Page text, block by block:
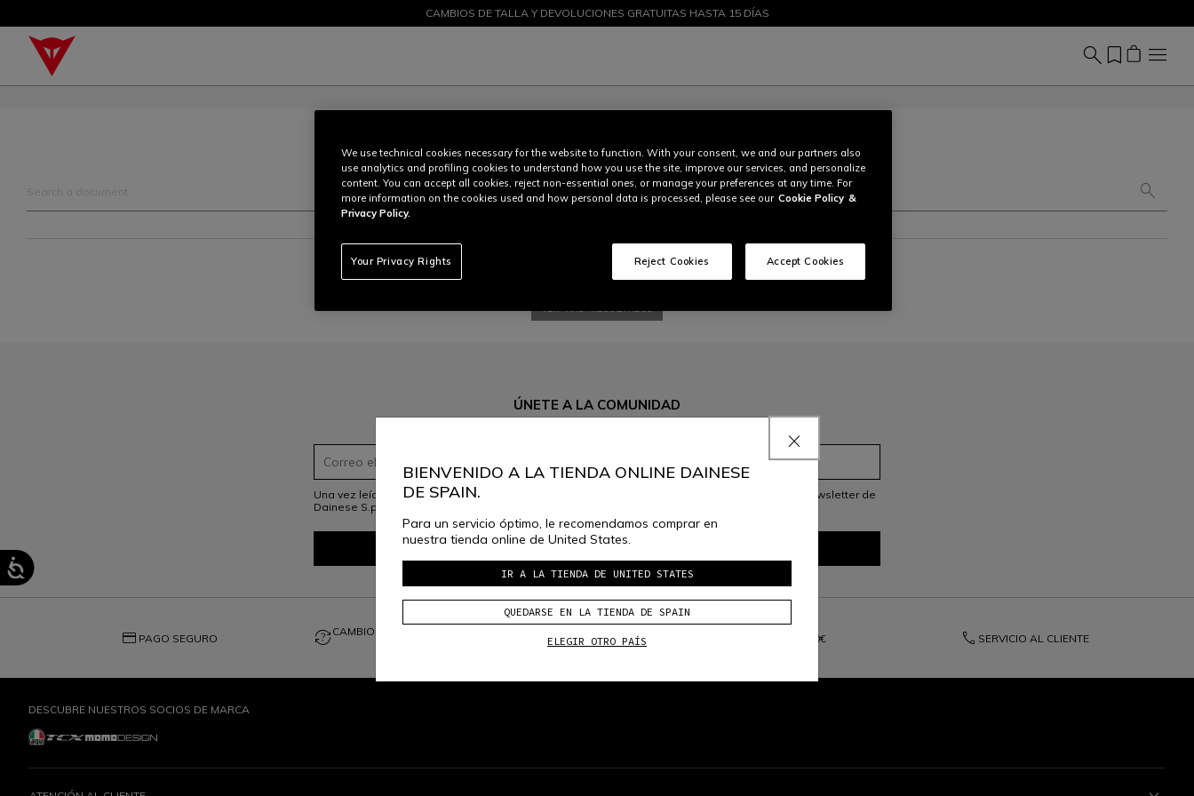
DESCUENTOS DE HASTA EL 50 % – ¡COMPRA AHORA
CAMBIOS DE TALLA Y DEVOLUCIONES GRATUITAS HASTA 15 DÍAS
documentos
VER MÁS RESULTADOS
ÚNETE A LA COMUNIDAD
Una vez leído el aviso de privacidad de Dainese S.p.A.
, confirmo que deseo suscribirme a la newsletter de
Dainese S.p.A.
credit_card PAGO SEGURO question_exchange CAMBIOS DE TALLA Y DEVOLUCIONES GRATUITOS
120€ phone SERVICIO AL CLIENTE
DESCUBRE NUESTROS SOCIOS DE MARCA
BIENVENIDO A LA TIENDA ONLINE DAINESE
DE SPAIN.
Para un servicio óptimo, le recomendamos comprar en
nuestra tienda online de United States.
IR A LA TIENDA DE UNITED STATES
QUEDARSE EN LA TIENDA DE SPAIN
ELEGIR OTRO PAÍS
We use technical cookies necessary for the website to function. With your consent, we and our partners also
use analytics and profiling cookies to understand how you use the site, improve our services, and personalize
content. You can accept all cookies, reject non-essential ones, or manage your preferences at any time. For
more information on the cookies used and how personal data is processed, please see our Cookie Policy &
Privacy Policy.
Your Privacy Rights Reject Cookies Accept Cookies